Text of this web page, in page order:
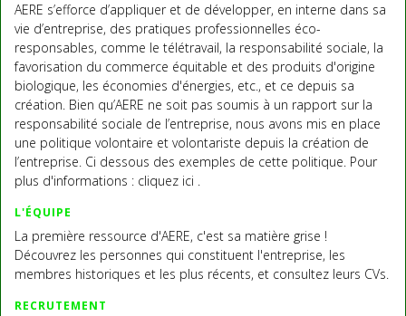
AERE s’efforce d’appliquer et de développer, en interne dans sa
vie d’entreprise, des pratiques professionnelles éco-
responsables, comme le télétravail, la responsabilité sociale, la
favorisation du commerce équitable et des produits d'origine
biologique, les économies d'énergies, etc., et ce depuis sa
création. Bien qu’AERE ne soit pas soumis à un rapport sur la
responsabilité sociale de l’entreprise, nous avons mis en place
une politique volontaire et volontariste depuis la création de
l’entreprise. Ci dessous des exemples de cette politique. Pour
plus d'informations : cliquez ici .
L'ÉQUIPE
La première ressource d'AERE, c'est sa matière grise !
Découvrez les personnes qui constituent l'entreprise, les
membres historiques et les plus récents, et consultez leurs CVs.
RECRUTEMENT